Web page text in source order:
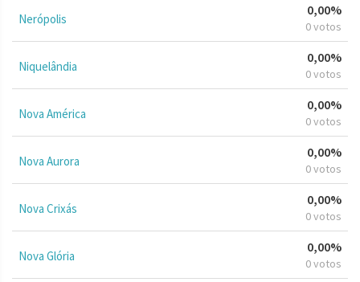
Nerópolis
0,00%
0 votos
Niquelândia
0,00%
0 votos
Nova América
0,00%
0 votos
Nova Aurora
0,00%
0 votos
Nova Crixás
0,00%
0 votos
Nova Glória
0,00%
0 votos